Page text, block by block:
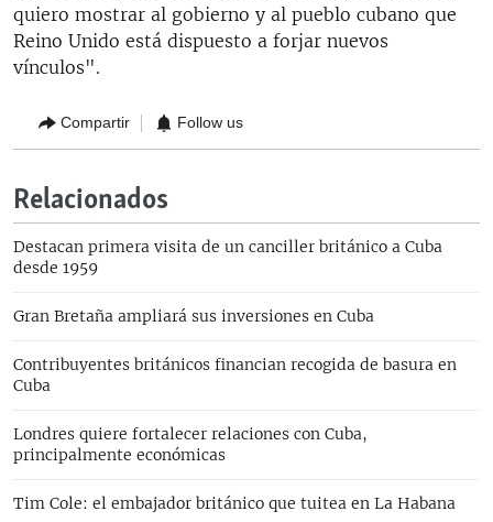
quiero mostrar al gobierno y al pueblo cubano que
Reino Unido está dispuesto a forjar nuevos
vínculos".
Compartir Follow us
Relacionados
Destacan primera visita de un canciller británico a Cuba
desde 1959
Gran Bretaña ampliará sus inversiones en Cuba
Contribuyentes británicos financian recogida de basura en
Cuba
Londres quiere fortalecer relaciones con Cuba,
principalmente económicas
Tim Cole: el embajador británico que tuitea en La Habana